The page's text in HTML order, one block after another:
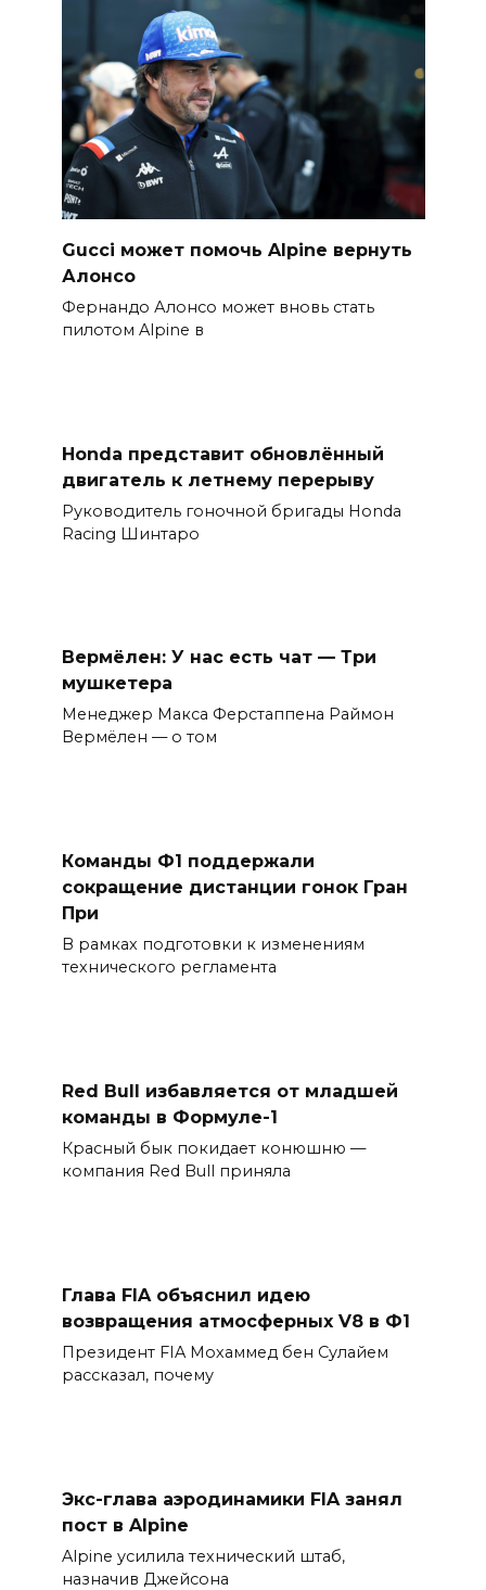
Gucci может помочь Alpine вернуть
Алонсо
Фернандо Алонсо может вновь стать
пилотом Alpine в
Honda представит обновлённый
двигатель к летнему перерыву
Руководитель гоночной бригады Honda
Racing Шинтаро
Вермёлен: У нас есть чат — Три
мушкетера
Менеджер Макса Ферстаппена Раймон
Вермёлен — о том
Команды Ф1 поддержали
сокращение дистанции гонок Гран
При
В рамках подготовки к изменениям
технического регламента
Red Bull избавляется от младшей
команды в Формуле-1
Красный бык покидает конюшню —
компания Red Bull приняла
Глава FIA объяснил идею
возвращения атмосферных V8 в Ф1
Президент FIA Мохаммед бен Сулайем
рассказал, почему
Экс-глава аэродинамики FIA занял
пост в Alpine
Alpine усилила технический штаб,
назначив Джейсона